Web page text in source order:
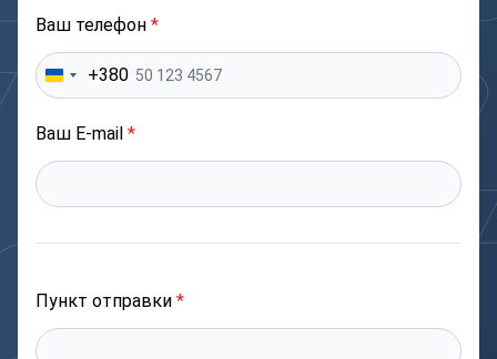
Ваш телефон *
+380
Ваш E-mail *
Пункт отправки *